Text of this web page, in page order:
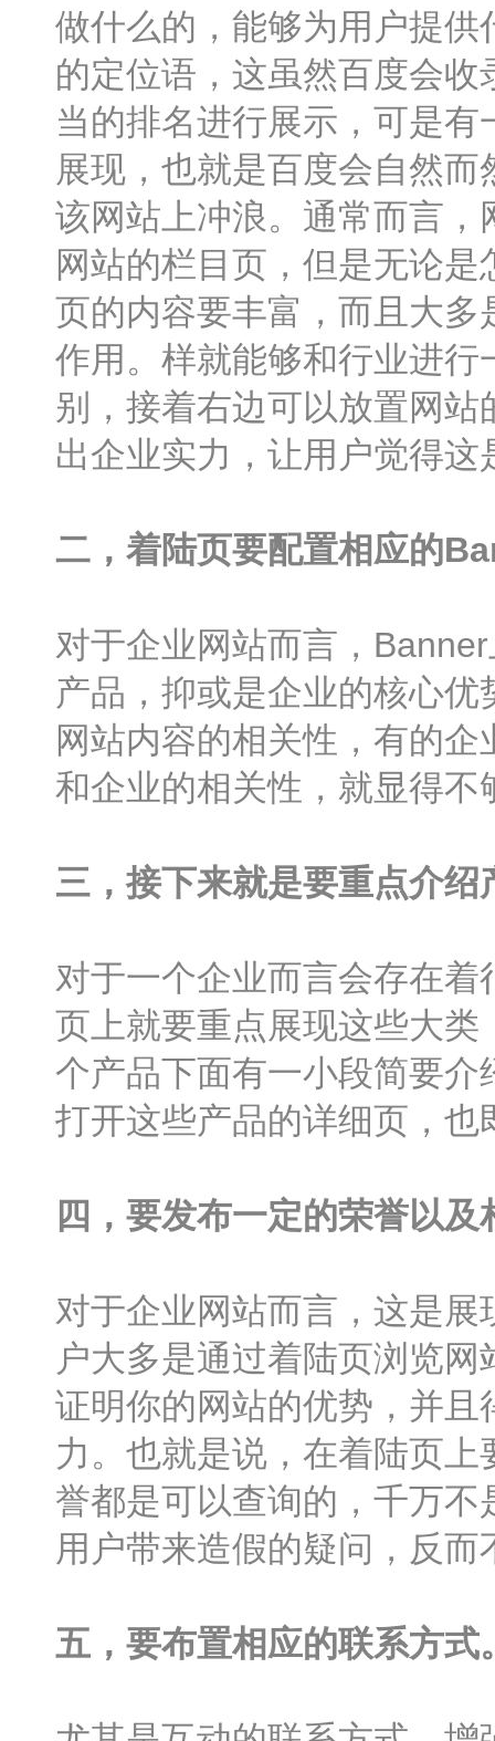
做什么的，能够为用户提
的定位语，这虽然百度会
当的排名进行展示，可是
展现，也就是百度会自然
该网站上冲浪。通常而言
网站的栏目页，但是无论
页的内容要丰富，而且大
作用。样就能够和行业进
别，接着右边可以放置网
出企业实力，让用户觉得这
二，着陆页要配置相应的
对于企业网站而言，
产品，抑或是企业的核心
网站内容的相关性，有的
和企业的相关性，就显得
三，接下来就是要重点介绍
对于一个企业而言会存在
页上就要重点展现这些大
个产品下面有一小段简要
打开这些产品的详细页，
四，要发布一定的荣誉以及
对于企业网站而言，这是
户大多是通过着陆页浏览
证明你的网站的优势，并
力。也就是说，在着陆页
誉都是可以查询的，千万
用户带来造假的疑问，反
五，要布置相应的联系方式